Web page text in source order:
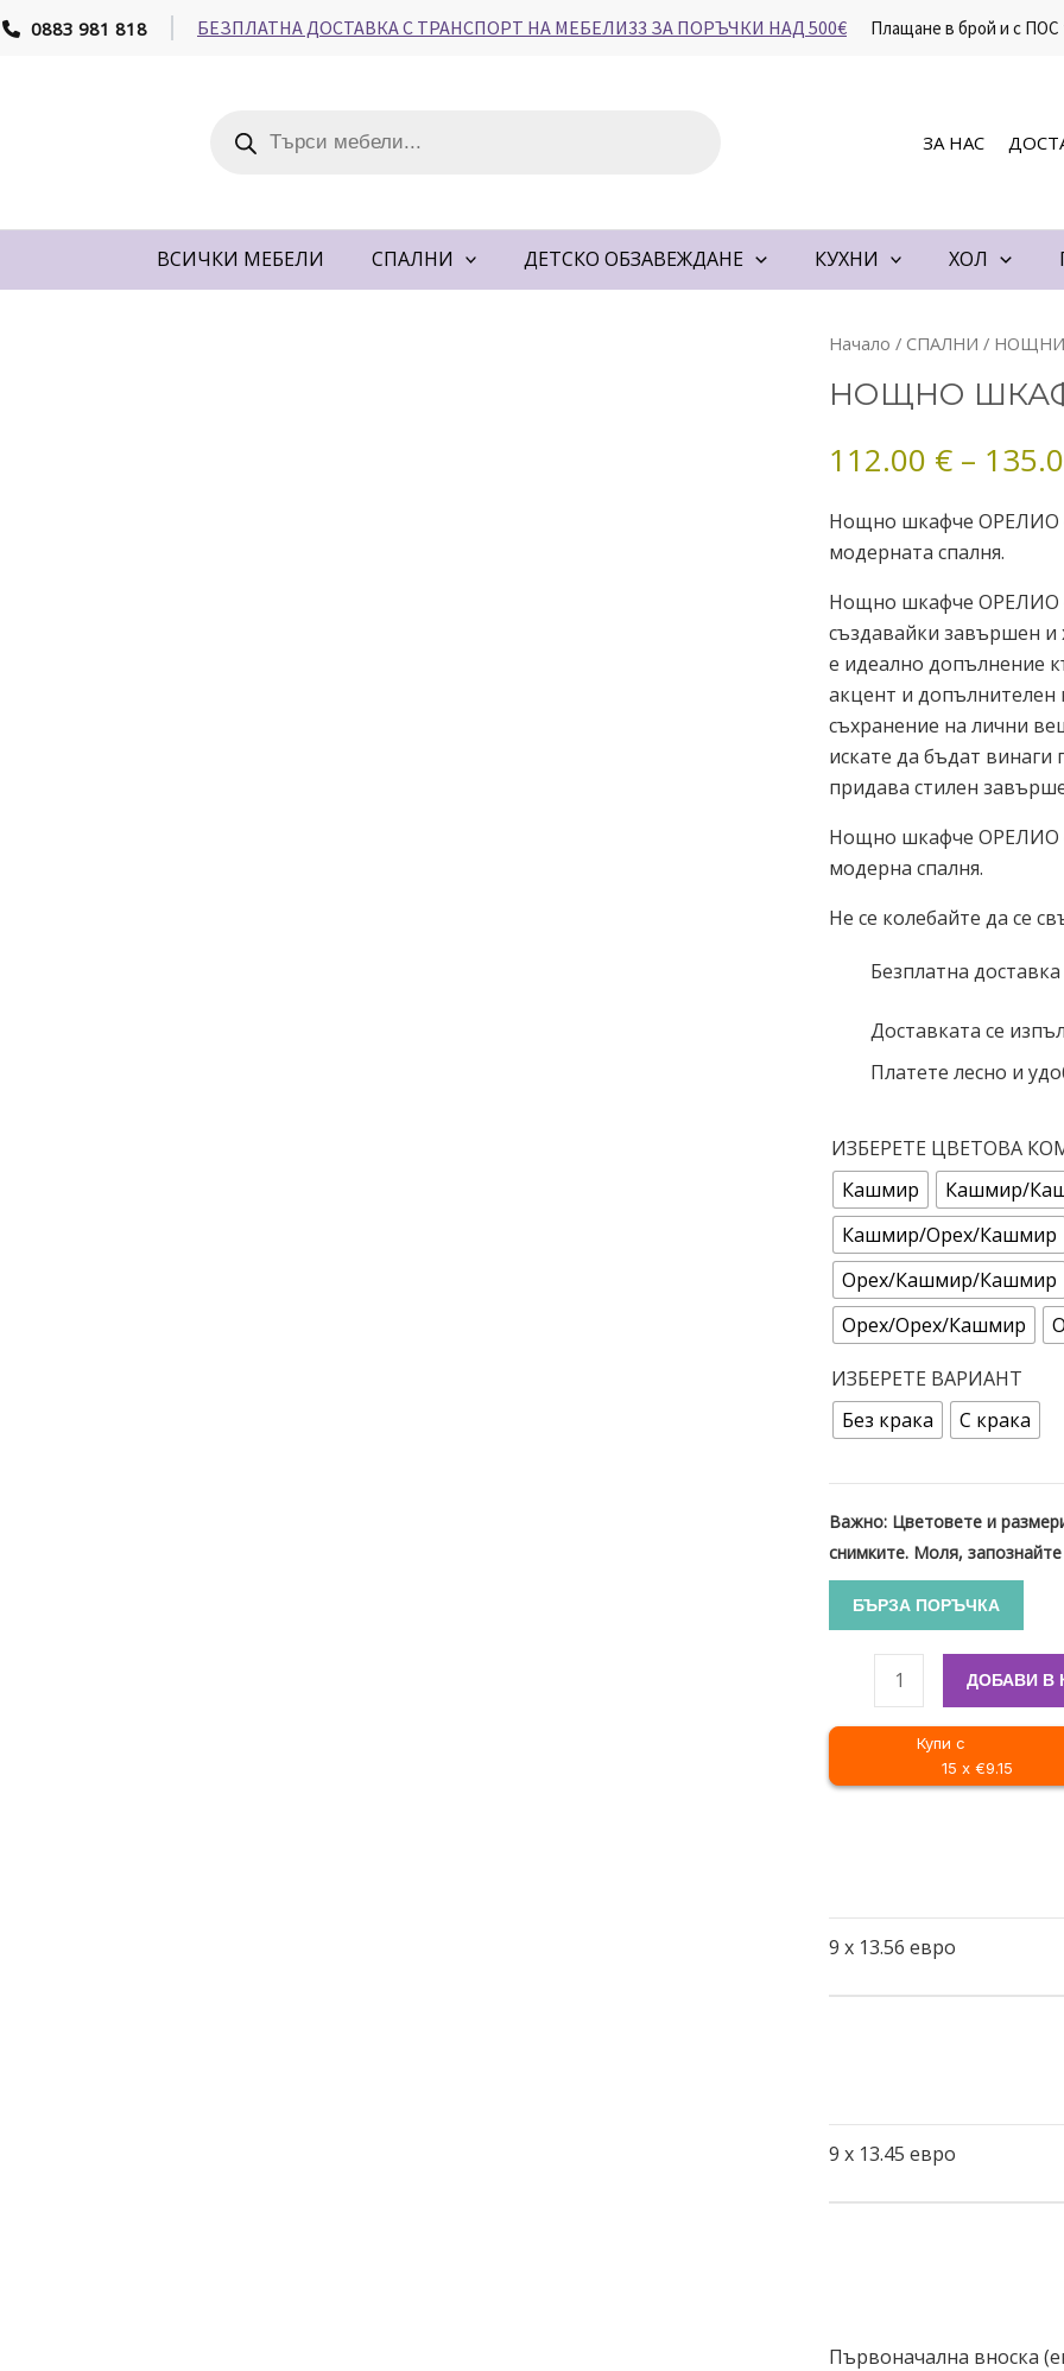
Skip
to
0883 981 818 БЕЗПЛАТНА ДОСТАВКА С ТРАНСПОРТ НА МЕБЕЛИ33 ЗА ПОРЪЧКИ НАД 500€ Плащане в брой и с ПОС
ЗА НАС
ВСИЧКИ МЕБЕЛИ СПАЛНИ ДЕТСКО ОБЗАВЕЖДАНЕ КУХНИ ХОЛ
Начало / СПАЛНИ /
НОЩНО
112.00 € –
Нощно шкафче ОРЕЛИО
модерната спалня.
Нощно шкафче ОРЕЛИО с
създавайки завършен
е идеално допълнение
акцент и допълнителен
съхранение на лични
искате да бъдат
придава стилен
Нощно шкафче ОРЕЛИО
модерна спалня.
Не се колебайте да се
Безплатна
Доставката се
Платете лесно и
ИЗБЕРЕТЕ ЦВЕТОВА
Кашмир
Кашмир/
Кашмир/Орех/Кашмир
Орех/Кашмир/Кашмир
Орех/Орех/Кашмир
ИЗБЕРЕТЕ ВАРИАНТ
Без крака
С крака
Важно: Цветовете и
снимките. Моля,
БЪРЗА ПОРЪЧКА
количество
НОЩНО
ОРЕЛИО
ПАНО
ДОБАВИ В
Купи с
15 x €9.15
9 x 13.56 евро
9 x 13.45 евро
Първоначална вноска